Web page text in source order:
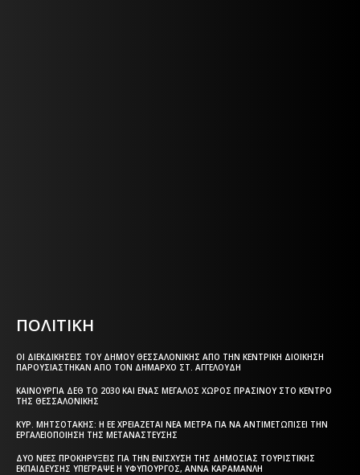
ΠΟΛΙΤΙΚΗ
ΟΙ ΔΙΕΚΔΙΚΉΣΕΙΣ ΤΟΥ ΔΉΜΟΥ ΘΕΣΣΑΛΟΝΊΚΗΣ ΑΠΌ ΤΗΝ ΚΕΝΤΡΙΚΉ ΔΙΟΊΚΗΣΗ
ΠΑΡΟΥΣΙΆΣΤΗΚΑΝ ΑΠΌ ΤΟΝ ΔΉΜΑΡΧΟ ΣΤ. ΑΓΓΕΛΟΎΔΗ
ΚΑΙΝΟΎΡΓΙΑ ΔΕΘ ΤΟ 2030 ΚΑΙ ΈΝΑΣ ΜΕΓΆΛΟΣ ΧΏΡΟΣ ΠΡΑΣΊΝΟΥ ΣΤΟ ΚΈΝΤΡΟ
ΤΗΣ ΘΕΣΣΑΛΟΝΊΚΗΣ
ΚΥΡ. ΜΗΤΣΟΤΆΚΗΣ: Η ΕΕ ΧΡΕΙΆΖΕΤΑΙ ΝΈΑ ΜΈΤΡΑ ΓΙΑ ΝΑ ΑΝΤΙΜΕΤΩΠΊΣΕΙ ΤΗΝ
ΕΡΓΑΛΕΙΟΠΟΊΗΣΗ ΤΗΣ ΜΕΤΑΝΆΣΤΕΥΣΗΣ
ΔΎΟ ΝΈΕΣ ΠΡΟΚΗΡΎΞΕΙΣ ΓΙΑ ΤΗΝ ΕΝΊΣΧΥΣΗ ΤΗΣ ΔΗΜΌΣΙΑΣ ΤΟΥΡΙΣΤΙΚΉΣ
ΕΚΠΑΊΔΕΥΣΗΣ ΥΠΈΓΡΑΨΕ Η ΥΦΥΠΟΥΡΓΌΣ, ΆΝΝΑ ΚΑΡΑΜΑΝΛΉ